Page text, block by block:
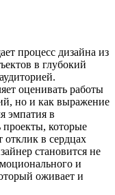
процесс дизайна из
в глубокий
оценивать работы
но и как выражение
эмпатия в
проекты, которые
отклик в сердцах
становится не
и
оживает и